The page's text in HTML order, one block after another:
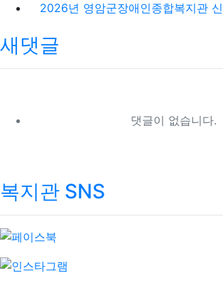
새댓글
댓글이 없습니다.
복지관 SNS